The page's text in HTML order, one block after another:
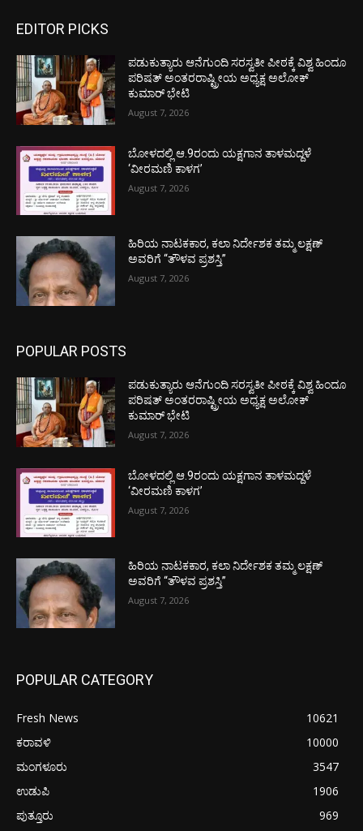
EDITOR PICKS
ಪಡುಕುತ್ಯಾರು ಆನೆಗುಂದಿ ಸರಸ್ವತೀ ಪೀಠಕ್ಕೆ ವಿಶ್ವ ಹಿಂದೂ
ಪರಿಷತ್ ಅಂತರರಾಷ್ಟ್ರೀಯ ಅಧ್ಯಕ್ಷ ಅಲೋಕ್
ಕುಮಾರ್ ಭೇಟಿ
August 7, 2026
ಬೋಳದಲ್ಲಿ ಆ.9ರಂದು ಯಕ್ಷಗಾನ ತಾಳಮದ್ದಳೆ
‘ವೀರಮಣಿ ಕಾಳಗ’
August 7, 2026
ಹಿರಿಯ ನಾಟಕಕಾರ, ಕಲಾ ನಿರ್ದೇಶಕ ತಮ್ಮ ಲಕ್ಷಣ್
ಅವರಿಗೆ “ತೌಳವ ಪ್ರಶಸ್ತಿ”
August 7, 2026
POPULAR POSTS
ಪಡುಕುತ್ಯಾರು ಆನೆಗುಂದಿ ಸರಸ್ವತೀ ಪೀಠಕ್ಕೆ ವಿಶ್ವ ಹಿಂದೂ
ಪರಿಷತ್ ಅಂತರರಾಷ್ಟ್ರೀಯ ಅಧ್ಯಕ್ಷ ಅಲೋಕ್
ಕುಮಾರ್ ಭೇಟಿ
August 7, 2026
ಬೋಳದಲ್ಲಿ ಆ.9ರಂದು ಯಕ್ಷಗಾನ ತಾಳಮದ್ದಳೆ
‘ವೀರಮಣಿ ಕಾಳಗ’
August 7, 2026
ಹಿರಿಯ ನಾಟಕಕಾರ, ಕಲಾ ನಿರ್ದೇಶಕ ತಮ್ಮ ಲಕ್ಷಣ್
ಅವರಿಗೆ “ತೌಳವ ಪ್ರಶಸ್ತಿ”
August 7, 2026
POPULAR CATEGORY
Fresh News
10621
ಕರಾವಳಿ
10000
ಮಂಗಳೂರು
3547
ಉಡುಪಿ
1906
ಪುತ್ತೂರು
969